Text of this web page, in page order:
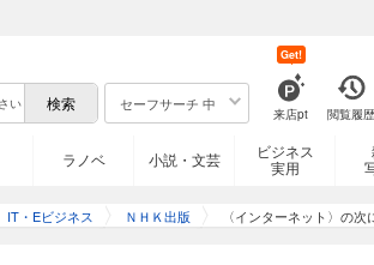
セーフサーチ 中
来店pt
Get!
閲覧履歴
ラノベ 小説・文芸
ビジネス
実用
IT・Eビジネス ＮＨＫ出版 〈インターネット〉の